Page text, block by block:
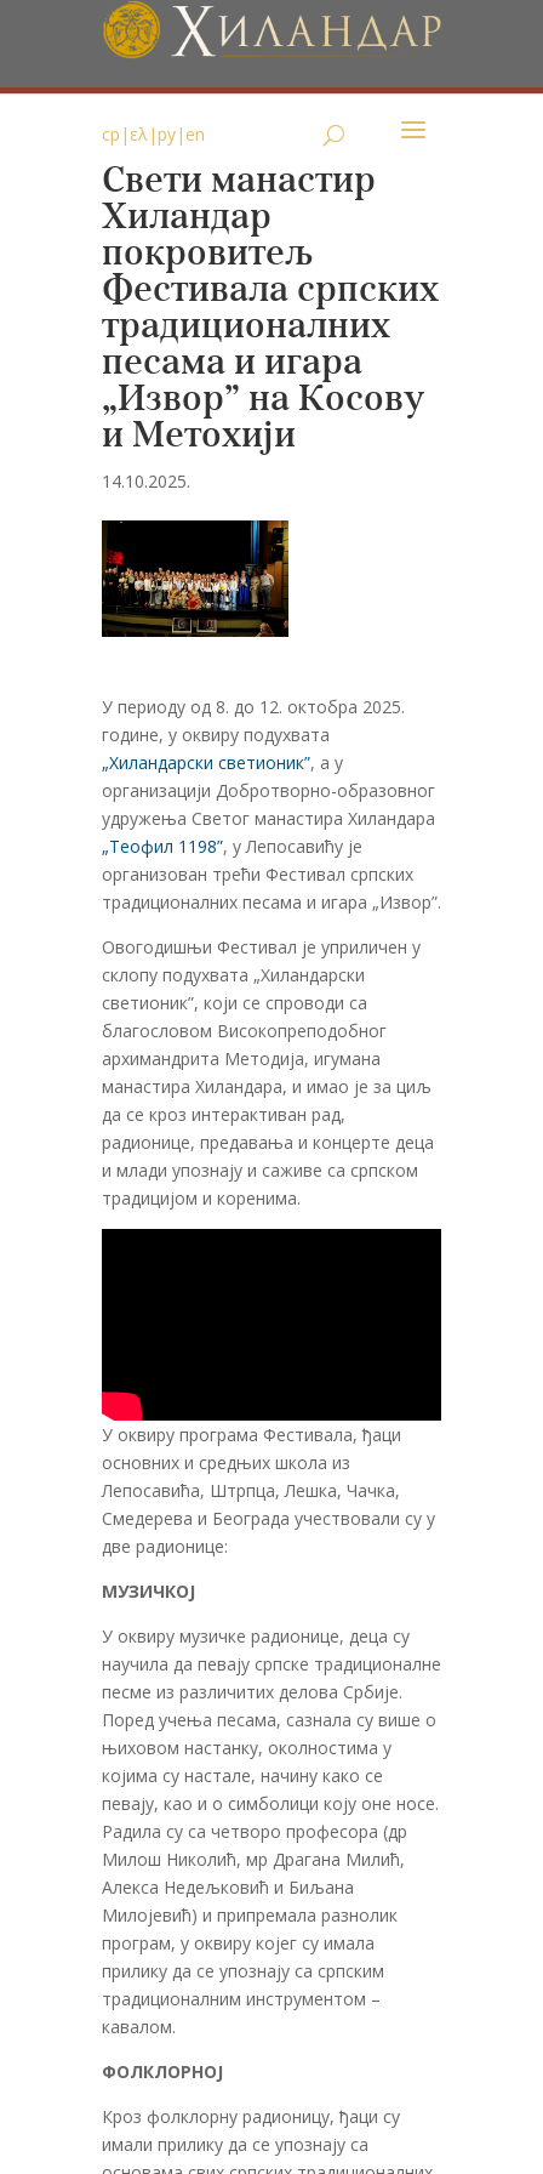
ср | ελ|ру| en
Свети манастир
Хиландар
покровитељ
Фестивала српских
традиционалних
песама и игара
„Извор” на Косову
и Метохији
14.10.2025.
У периоду од 8. до 12. октобра 2025.
године, у оквиру подухвата
„Хиландарски светионик”, а у
организацији Добротворно-образовног
удружења Светог манастира Хиландара
„Теофил 1198”, у Лепосавићу је
организован трећи Фестивал српских
традиционалних песама и игара „Извор”.
Овогодишњи Фестивал је уприличен у
склопу подухвата „Хиландарски
светионик”, који се спроводи са
благословом Високопреподобног
архимандрита Методија, игумана
манастира Хиландара, и имао је за циљ
да се кроз интерактиван рад,
радионице, предавања и концерте деца
и млади упознају и саживе са српском
традицијом и коренима.
У оквиру програма Фестивала, ђаци
основних и средњих школа из
Лепосавића, Штрпца, Лешка, Чачка,
Смедерева и Београда учествовали су у
две радионице:
МУЗИЧКОЈ
У оквиру музичке радионице, деца су
научила да певају српске традиционалне
песме из различитих делова Србије.
Поред учења песама, сазнала су више о
њиховом настанку, околностима у
којима су настале, начину како се
певају, као и о симболици коју оне носе.
Радила су са четворо професора (др
Милош Николић, мр Драгана Милић,
Алекса Недељковић и Биљана
Милојевић) и припремала разнолик
програм, у оквиру којег су имала
прилику да се упознају са српским
традиционалним инструментом –
кавалом.
ФОЛКЛОРНОЈ
Кроз фолклорну радионицу, ђаци су
имали прилику да се упознају са